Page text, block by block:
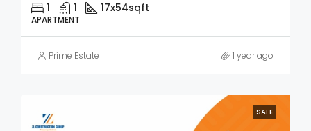
1 1 17x54sqft
APARTMENT
Prime Estate 1 year ago
SALE